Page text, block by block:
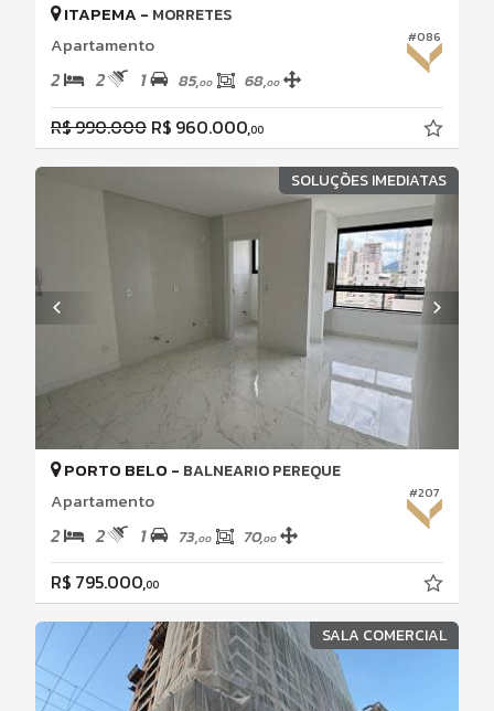
#086
ITAPEMA - MORRETES
Apartamento
2 2 1 85,00 68,00
R$ 990.000 R$ 960.000,00
SOLUÇÕES IMEDIATAS
#207
PORTO BELO - BALNEARIO PEREQUE
Apartamento
2 2 1 73,00 70,00
R$ 795.000,00
SALA COMERCIAL